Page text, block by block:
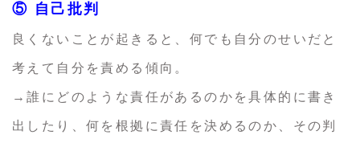
⑤ 自己批判
良くないことが起きると、何でも自分のせいだと
考えて自分を責める傾向。
→誰にどのような責任があるのかを具体的に書き
出したり、何を根拠に責任を決めるのか、その判